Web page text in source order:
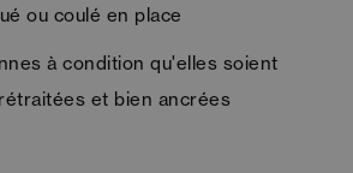
ou coulé en place
à condition qu'elles soient
et bien ancrées